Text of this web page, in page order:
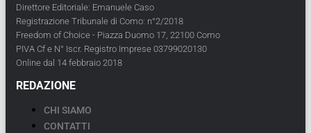
Direttore Editoriale: Emanuele Caso
Registrazione Tribunale di Como: n°2/2018
Freedom of Choice - Piazza Duomo 17, 22100 Como
PIVA Cf e N° Iscr. Registro Imprese 03799020130
Online dal 14 febbraio 2018
REDAZIONE
CHI SIAMO
CONTATTI